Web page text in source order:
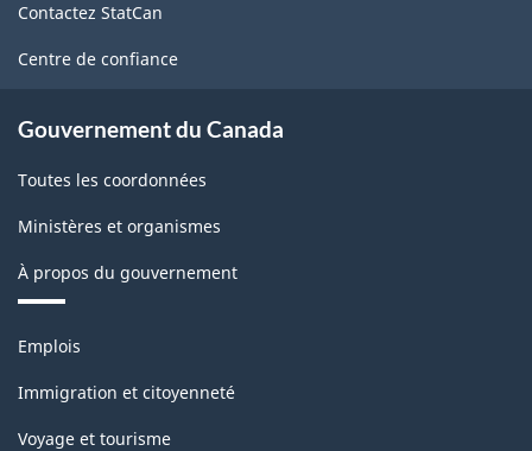
ce
site
Contactez StatCan
Centre de confiance
Gouvernement du Canada
Toutes les coordonnées
Ministères et organismes
À propos du gouvernement
Thèmes
sujets
Emplois
Immigration et citoyenneté
Voyage et tourisme